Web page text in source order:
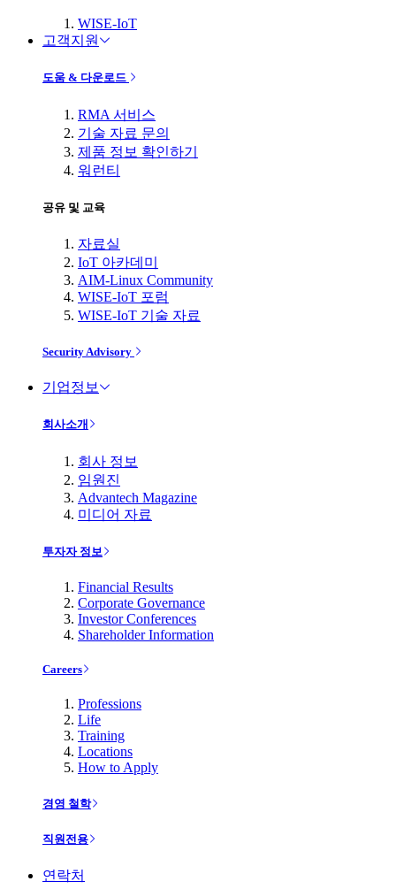
WISE-IoT
고객지원
도움 & 다운로드
RMA 서비스
기술 자료 문의
제품 정보 확인하기
워런티
공유 및 교육
자료실
IoT 아카데미
AIM-Linux Community
WISE-IoT 포럼
WISE-IoT 기술 자료
Security Advisory
기업정보
회사소개
회사 정보
임원진
Advantech Magazine
미디어 자료
투자자 정보
Financial Results
Corporate Governance
Investor Conferences
Shareholder Information
Careers
Professions
Life
Training
Locations
How to Apply
경영 철학
직원전용
연락처